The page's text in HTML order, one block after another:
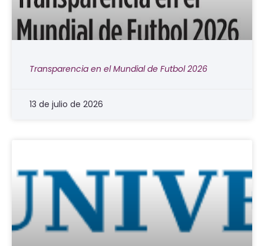
Transparencia en el Mundial de Futbol 2026
13 de julio de 2026